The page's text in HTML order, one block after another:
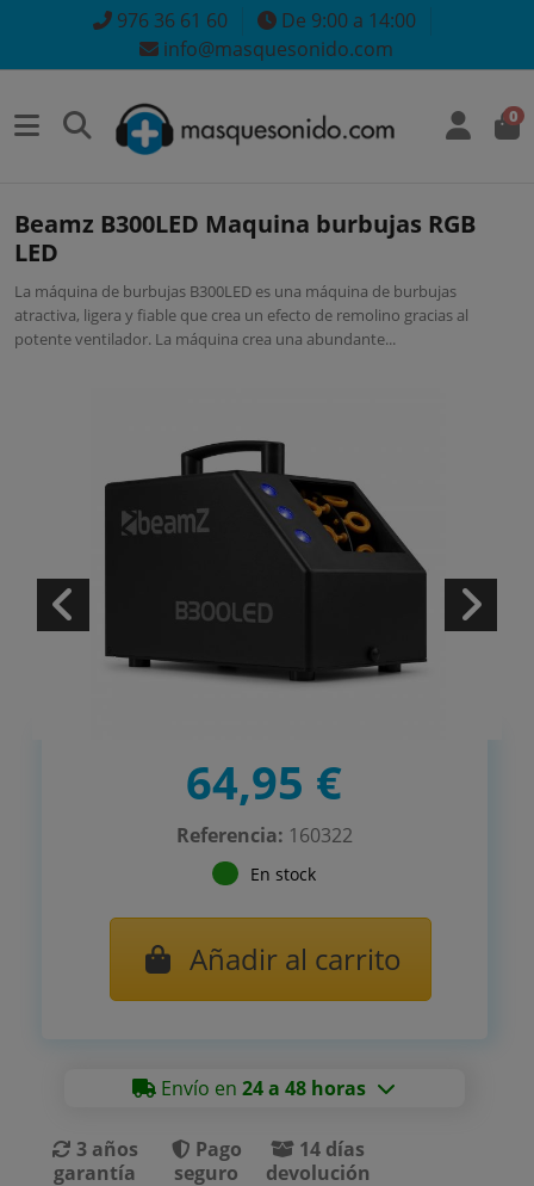
976 36 61 60
De 9:00 a 14:00
info@masquesonido.com
0
Beamz B300LED Maquina burbujas RGB
LED
La máquina de burbujas B300LED es una máquina de burbujas
atractiva, ligera y fiable que crea un efecto de remolino gracias al
potente ventilador. La máquina crea una abundante...
64,95 €
Referencia: 160322
En stock
Añadir al carrito
Envío en24 a 48 horas
3 años
garantía
Pago
seguro
14 días
devolución